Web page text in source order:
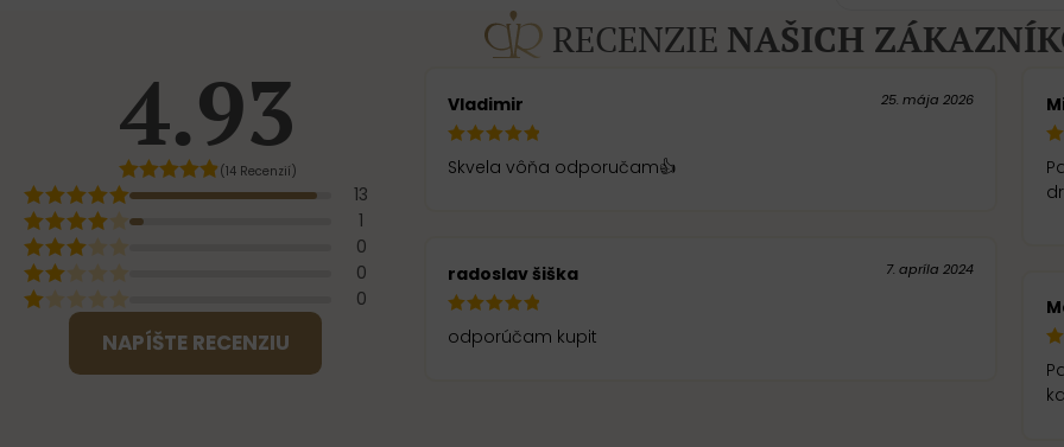
RECENZIE NAŠICH
4.93
(14 Recenzií)
13
1
0
0
0
NAPÍŠTE RECENZIU
Vladimir 25. mája 2026
Skvela vôňa odporučam👍
radoslav šiška 7. apríla 2024
odporúčam kupit